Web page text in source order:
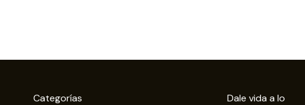
Categorías
Dale vida a lo